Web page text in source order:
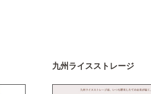
九州ライスストレージ